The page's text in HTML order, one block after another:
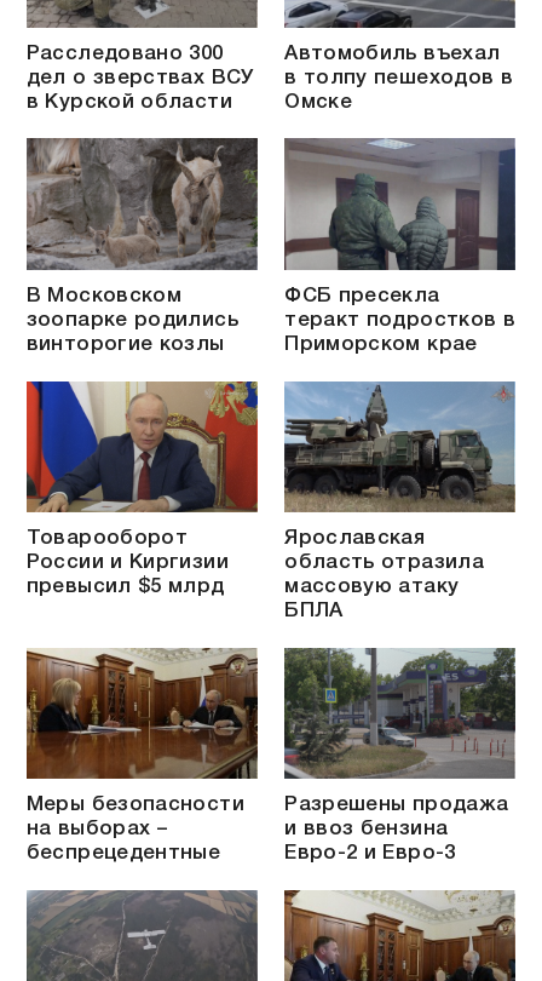
Расследовано 300
дел о зверствах ВСУ
в Курской области
Автомобиль въехал
в толпу пешеходов в
Омске
В Московском
зоопарке родились
винторогие козлы
ФСБ пресекла
теракт подростков в
Приморском крае
Товарооборот
России и Киргизии
превысил $5 млрд
Ярославская
область отразила
массовую атаку
БПЛА
Меры безопасности
на выборах –
беспрецедентные
Разрешены продажа
и ввоз бензина
Евро-2 и Евро-3